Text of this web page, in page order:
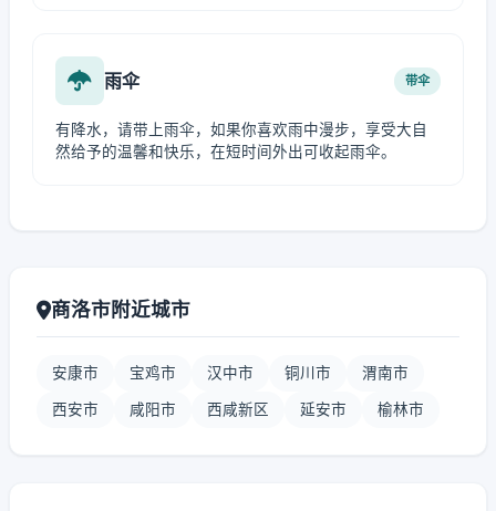
雨伞 带伞
有降水，请带上雨伞，如果你喜欢雨中漫步，享受大自
然给予的温馨和快乐，在短时间外出可收起雨伞。
商洛市附近城市
安康市 宝鸡市 汉中市 铜川市 渭南市
西安市 咸阳市 西咸新区 延安市 榆林市